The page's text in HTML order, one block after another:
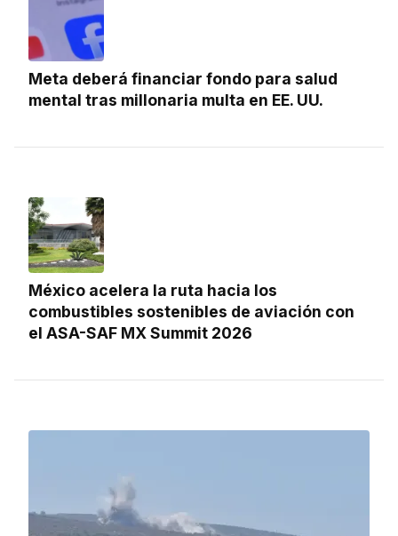
Meta deberá financiar fondo para salud
mental tras millonaria multa en EE. UU.
México acelera la ruta hacia los
combustibles sostenibles de aviación con
el ASA-SAF MX Summit 2026